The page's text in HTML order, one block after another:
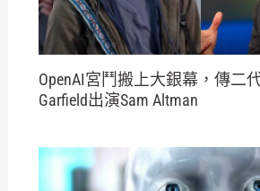
OpenAI宮鬥搬上大銀幕，傳二
Garfield出演Sam Altman